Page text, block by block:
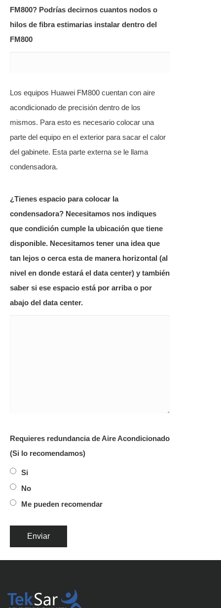
FM800? Podrías decirnos cuantos nodos o
hilos de fibra estimarias instalar dentro del
FM800
Los equipos Huawei FM800 cuentan con aire
acondicionado de precisión dentro de los
mismos. Para esto es necesario colocar una
parte del equipo en el exterior para sacar el calor
del gabinete. Esta parte externa se le llama
condensadora.
¿Tienes espacio para colocar la
condensadora? Necesitamos nos indiques
que condición cumple la ubicación que tiene
disponible. Necesitamos tener una idea que
tan lejos o cerca esta de manera horizontal (al
nivel en donde estará el data center) y también
saber si ese espacio está por arriba o por
abajo del data center.
Requieres redundancia de Aire Acondicionado
(Si lo recomendamos)
Si
No
Me pueden recomendar